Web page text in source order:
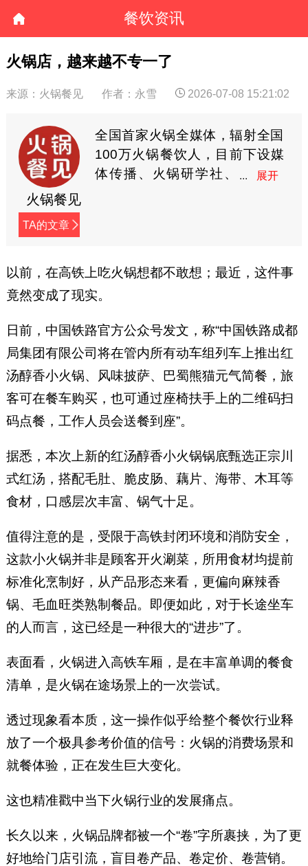
餐饮资讯
火锅店，越来越不专一了
来源：火锅餐见 作者：永雪 2026-07-08 15:21:02
火锅餐见
TA的文章
全国首家火锅全媒体，辐射全国
100万火锅餐饮人，目前下设媒
体传播、火锅研学社、
以前，在高铁上吃火锅想都不敢想；最近，这件事
竟然变成了现实。
日前，中国铁路官方公众号发文，称“中国铁路成都
局集团有限公司将在管内所有动车组列车上推出红
汤醇香小火锅、风味披萨、巴蜀熊猫元气简餐，旅
客可在餐车购买，也可通过座椅扶手上的二维码扫
码点餐，工作人员会送餐到座”。
据悉，本次上新的红汤醇香小火锅锅底甄选正宗川
式红汤，搭配毛肚、脆皮肠、藕片、海带、木耳等
食材，口感层次丰富、锅气十足。
值得注意的是，受限于高铁封闭环境和消防安全，
这款小火锅并非是顾客开火涮菜，所用食材均提前
标准化烹制好，从产品形态来看，更偏向麻辣香
锅、毛血旺类熟制餐品。即便如此，对于长途坐车
的人而言，这已经是一种很大的“进步”了。
表面看，火锅进入高铁车厢，是在丰富单调的餐食
清单，是火锅在途场景上的一次尝试。
透过现象看本质，这一操作似乎给整个餐饮行业释
放了一个极具参考价值的信号：火锅的消费场景和
就餐体验，正在发生巨大变化。
这也精准戳中当下火锅行业的发展痛点。
长久以来，火锅品牌都被一个“卷”字所裹挟，为了更
好地给门店引流，盲目卷产品、卷定价、卷营销。